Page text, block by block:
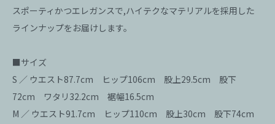
スポーティかつエレガンスで,ハイテクなマテリアルを採用した
ラインナップをお届けします。
■サイズ
S ／ ウエスト87.7cm ヒップ106cm 股上29.5cm 股下
72cm ワタリ32.2cm 裾幅16.5cm
M ／ ウエスト91.7cm ヒップ110cm 股上30cm 股下74cm